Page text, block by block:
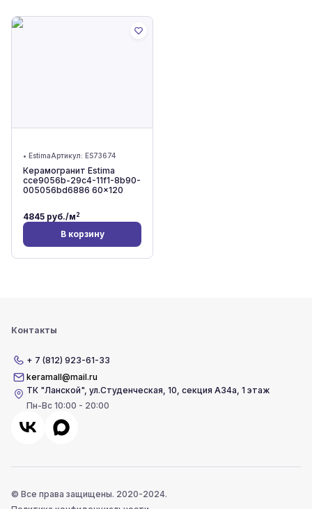
• EstimaАртикул: ES73674
Керамогранит Estima
cce9056b-29c4-11f1-8b90-
005056bd6886 60x120
4845 руб./м2
В корзину
Контакты
+ 7 (812) 923-61-33
keramall@mail.ru
ТК "Ланской",ул.Студенческая, 10, секция А34а, 1 этаж
Пн-Вс 10:00 - 20:00
© Все права защищены. 2020-2024.